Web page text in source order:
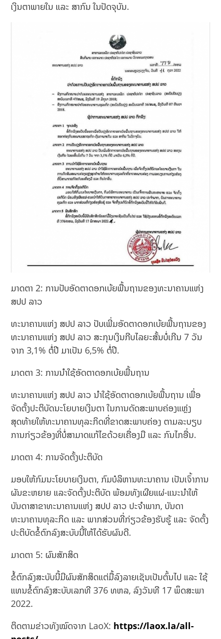
ເງິນຕາພາຍໃນ ແລະ ສາກົນ ໃນປັດຈຸບັນ.
ມາດຕາ 2: ການປັບອັດຕາດອກເບ້ຍພື້ນຖານຂອງທະນາຄານແຫ່ງ
ສປປ ລາວ
ທະນາຄານແຫ່ງ ສປປ ລາວ ປັບເພີ່ມອັດຕາດອກເບ້ຍພື້ນຖານຂອງ
ທະນາຄານແຫ່ງ ສປປ ລາວ ສະກຸນເງິນກີບໄລຍະສັ້ນບໍ່ເກີນ 7 ວັນ
ຈາກ 3,1% ຕໍ່ປີ ມາເປັນ 6,5% ຕໍ່ປີ.
ມາດຕາ 3: ການນໍາໃຊ້ອັດຕາດອກເບ້ຍພື້ນຖານ
ທະນາຄານແຫ່ງ ສປປ ລາວ ນຳໃຊ້ອັດຕາດອກເບ້ຍພື້ນຖານ ເພື່ອ
ຈັດຕັ້ງປະຕິບັດນະໂຍບາຍເງິນຕາ ໃນການດັດສະພາບຄ່ອງແຫຼ່ງ
ສຸດທ້າຍໃຫ້ທະນາຄານທຸລະກິດທີ່ຂາດສະພາບຄ່ອງ ຕາມລະບຽບ
ການກ່ຽວຂ້ອງທີ່ບໍ່ສາມາດແກ້ໄຂດ້ວຍເຄື່ອງມື ແລະ ກົນໄກອື່ນ.
ມາດຕາ 4: ການຈັດຕັ້ງປະຕິບັດ
ມອບໃຫ້ກົມນະໂຍບາຍເງິນຕາ, ກົມບໍລິຫານທະນາຄານ ເປັນເຈົ້າການ
ຜັນຂະຫຍາຍ ແລະຈັດຕັ້ງປະຕິບັດ ພ້ອມທັງເຜີຍແຜ່-ແນະນຳໃຫ້
ບັນດາສາຂາທະນາຄານແຫ່ງ ສປປ ລາວ ປະຈໍາພາກ, ບັນດາ
ທະນາຄານທຸລະກິດ ແລະ ພາກສ່ວນທີ່ກ່ຽວຂ້ອງຮັບຮູ້ ແລະ ຈັດຕັ້ງ
ປະຕິບັດຂໍ້ຕົກລົງສະບັບນີ້ໃຫ້ໄດ້ຮັບຜົນດີ.
ມາດຕາ 5: ຜົນສັກສິດ
ຂໍ້ຕົກລົງສະບັບນີ້ມີຜົນສັກສິດແຕ່ມື້ລົງລາຍເຊັນເປັນຕົ້ນໄປ ແລະ ໃຊ້
ແທນຂໍ້ຕົກລົງສະບັບເລກທີ 376 ທຫລ, ລົງວັນທີ 17 ພຶດສະພາ
2022.
ຕິດຕາມຂ່າວທັງໝົດຈາກ LaoX: https://laox.la/all-